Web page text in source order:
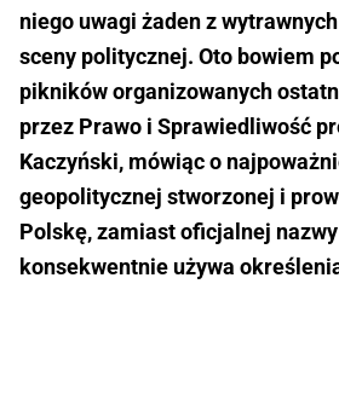
niego uwagi żaden z
sceny politycznej. Oto bowiem
pikników organizowanych
przez Prawo i Sprawiedliwość
Kaczyński, mówiąc o
geopolitycznej stworzonej i
Polskę, zamiast oficjalnej
konsekwentnie używa